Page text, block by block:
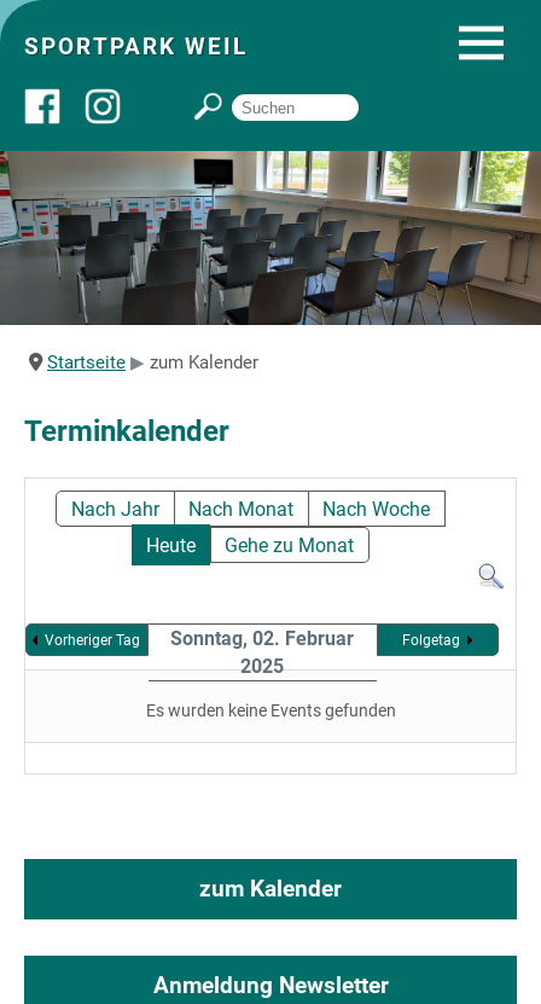
SPORTPARK WEIL
Über uns
Startseite
Angebote
Sportpark
Startseite zum Kalender
Terminkalender
Nach Jahr Nach Monat
Nach Woche
Heute
Gehe zu Monat
Vorheriger Tag
Sonntag, 02. Februar
2025
Folgetag
Es wurden keine Events gefunden
zum Kalender
Anmeldung Newsletter